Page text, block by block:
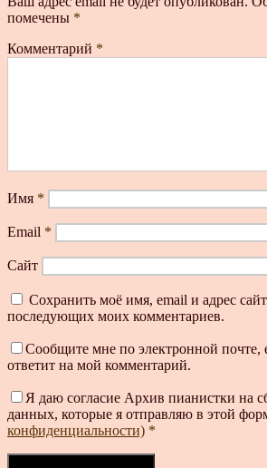
помечены *
Комментарий *
Имя *
Email *
Сайт
Сохранить моё имя, email и адрес
последующих моих комментариев.
Сообщите мне по электронной почте,
ответит на мой комментарий.
Я даю согласие Архив пианистки на
данных, которые я отправляю в этой
конфиденциальности) *